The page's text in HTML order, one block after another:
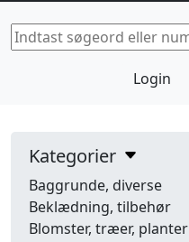
Login
Kategorier
Baggrunde, diverse
Beklædning, tilbehør
Blomster, træer, planter